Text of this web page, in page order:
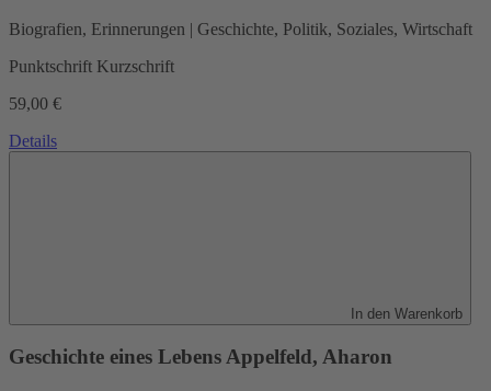
Biografien, Erinnerungen | Geschichte, Politik, Soziales, Wirtschaft
Punktschrift Kurzschrift
59,00 €
Details
In den Warenkorb
Geschichte eines LebensAppelfeld, Aharon